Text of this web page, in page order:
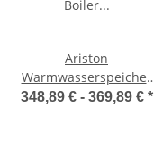
Ariston
Warmwasserspeicher
LYDOS ECO 50-80 Liter,
348,89 € - 369,89 € *